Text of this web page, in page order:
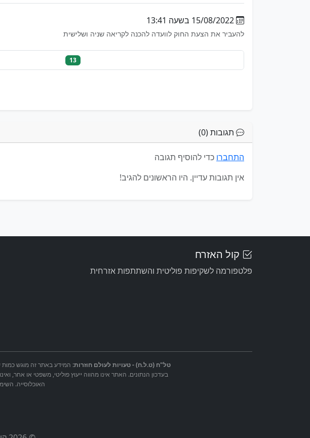
להעביר את הצעת החוק לוועדה להכנה לקריאה שניה ושלישית
13
תגובות (0)
התחברו כדי להוסיף תגובה
אין תגובות עדיין. היו הראשונים להגיב!
קול האזרח
פלטפורמה לשקיפות פוליטית והשתתפות אזרחית
טל"ח (ט.ל.ח) - טעויות לעולם חוזרות:
בעדכון הנתונים. האתר אינו מהווה ייעוץ פוליטי, משפטי או אחר,
האוכלוסייה.